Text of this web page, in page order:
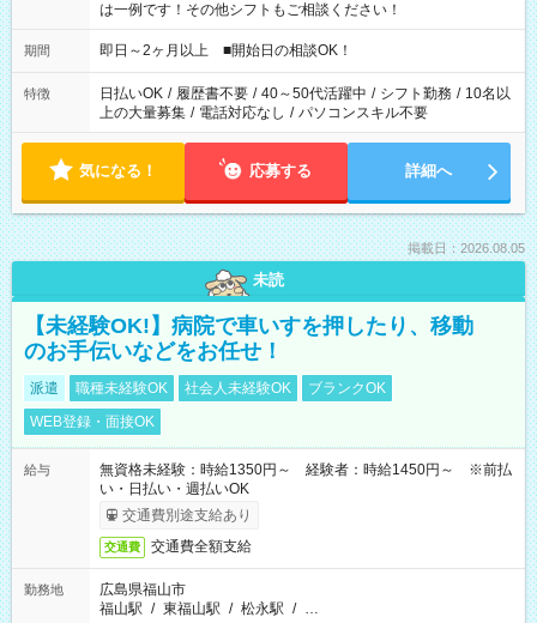
は一例です！その他シフトもご相談ください！
期間 即日～2ヶ月以上 ■開始日の相談OK！
特徴 日払いOK / 履歴書不要 / 40～50代活躍中 / シフト勤務 / 10名以
上の大量募集 / 電話対応なし / パソコンスキル不要
気になる！ 応募する 詳細へ
掲載日：2026.08.05
未読
【未経験OK!】病院で車いすを押したり、移動
のお手伝いなどをお任せ！
派遣 職種未経験OK 社会人未経験OK
ブランクOK
WEB登録・面接OK
給与
無資格未経験：時給1350円～ 経験者：時給1450円～ ※前払
い・日払い・週払いOK
交通費別途支給あり
交通費 交通費全額支給
勤務地
広島県福山市
福山駅 / 東福山駅 / 松永駅 / …